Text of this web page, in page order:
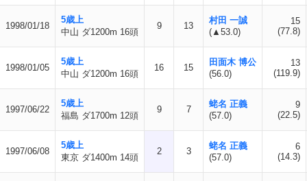
1998/01/18
5歳上
中山 ダ1200m 16頭
9 13
村田 一誠
(▲53.0)
15
(77.8)
1998/01/05
5歳上
中山 ダ1200m 16頭
16 15
田面木 博公
(56.0)
13
(119.9)
1997/06/22
5歳上
福島 ダ1700m 12頭
9 7
蛯名 正義
(57.0)
9
(22.5)
1997/06/08
5歳上
東京 ダ1400m 14頭
2 3
蛯名 正義
(57.0)
6
(14.3)